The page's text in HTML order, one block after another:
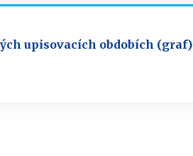
upisovacích obdobích (graf)